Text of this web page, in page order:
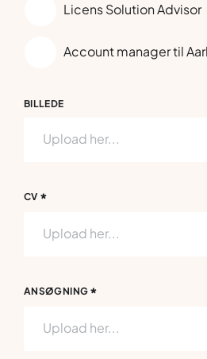
Licens Solution Advisor
Account manager til
BILLEDE
Upload her...
CV *
Upload her...
ANSØGNING *
Upload her...